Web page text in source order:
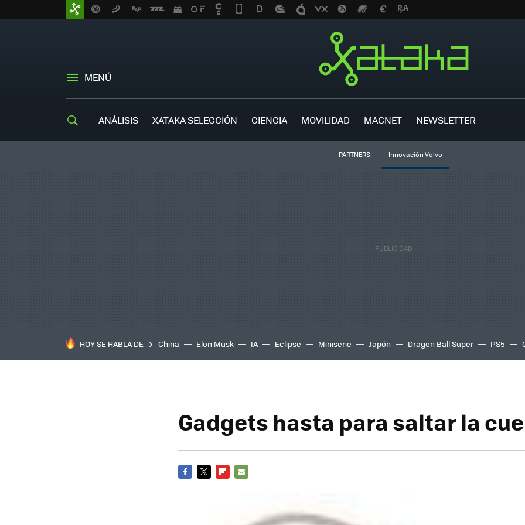
MENÚ
ANÁLISIS XATAKA SELECCIÓN CIENCIA MOVILIDAD MAGNET NEWSLETTER
PARTNERS Innovación Volvo
HOY SE HABLA DE China Elon Musk IA Eclipse Miniserie Japón Dragon Ball Super PS5
Gadgets hasta para saltar la